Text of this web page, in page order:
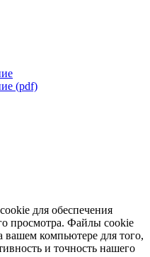
(pdf)
для обеспечения
просмотра. Файлы cookie
компьютере для того,
и точность нашего